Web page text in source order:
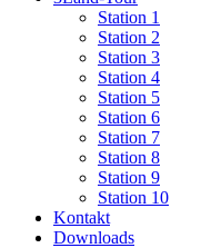
Station 1
Station 2
Station 3
Station 4
Station 5
Station 6
Station 7
Station 8
Station 9
Station 10
Kontakt
Downloads